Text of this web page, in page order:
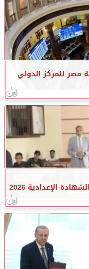
مصر للمركز الدولي
الإعدادية 2026